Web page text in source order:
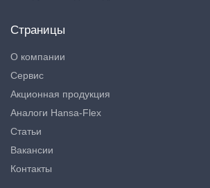
Страницы
О компании
Сервис
Акционная продукция
Аналоги Hansa-Flex
Статьи
Вакансии
Контакты